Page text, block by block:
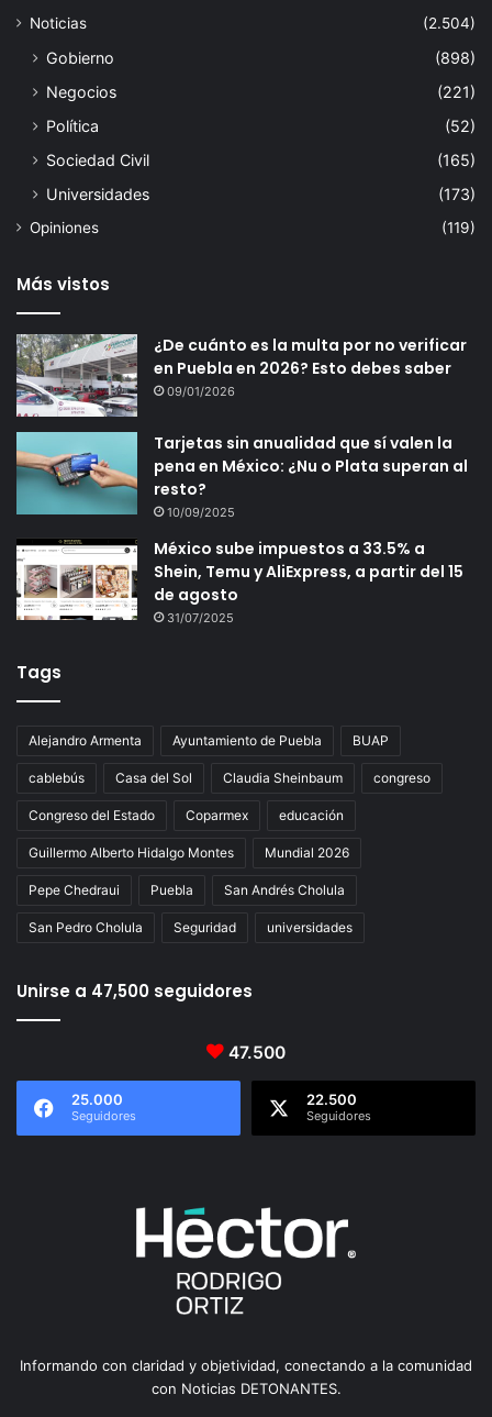
Noticias
(2.504)
Gobierno
(898)
Negocios
(221)
Política
(52)
Sociedad Civil
(165)
Universidades
(173)
Opiniones (119)
Más vistos
¿De cuánto es la multa por no verificar
en Puebla en 2026? Esto debes saber
09/01/2026
Tarjetas sin anualidad que sí valen la
pena en México: ¿Nu o Plata superan al
resto?
10/09/2025
México sube impuestos a 33.5% a
Shein, Temu y AliExpress, a partir del 15
de agosto
31/07/2025
Tags
Alejandro Armenta Ayuntamiento de Puebla BUAP
cablebús Casa del Sol Claudia Sheinbaum congreso
Congreso del Estado Coparmex educación
Guillermo Alberto Hidalgo Montes Mundial 2026
Pepe Chedraui Puebla San Andrés Cholula
San Pedro Cholula Seguridad universidades
Unirse a 47,500 seguidores
47.500
25.000
Seguidores
22.500
Seguidores
Informando con claridad y objetividad, conectando a la comunidad
con Noticias DETONANTES.